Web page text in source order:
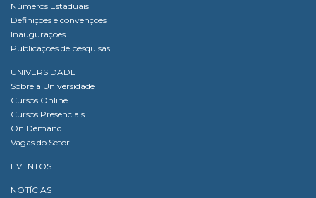
Números Estaduais
Definições e convenções
Inaugurações
Publicações de pesquisas
UNIVERSIDADE
Sobre a Universidade
Cursos Online
Cursos Presenciais
On Demand
Vagas do Setor
EVENTOS
NOTÍCIAS